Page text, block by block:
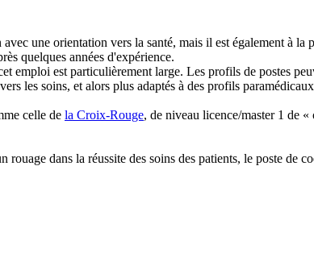
une orientation vers la santé, mais il est également à la
quelques années d'expérience.
emploi est particulièrement large. Les profils de postes
les soins, et alors plus adaptés à des profils
celle de la Croix-Rouge, de niveau licence/master 1 de
dans la réussite des soins des patients, le poste de